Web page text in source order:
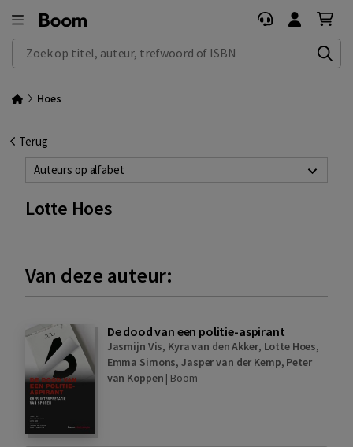
Zoek op titel, auteur, trefwoord of ISBN
Hoes
Terug
Auteurs op alfabet
Lotte Hoes
Van deze auteur:
De dood van een politie-aspirant
Jasmijn Vis, Kyra van den Akker, Lotte Hoes,
Emma Simons,Jasper van der Kemp, Peter
van Koppen | Boom